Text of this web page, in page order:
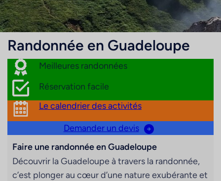
Randonnée en Guadeloupe
Meilleures randonnées
Réservation facile
Le calendrier des activités
Demander un devis
Faire une randonnée en Guadeloupe
Découvrir la Guadeloupe à travers la randonnée,
c’est plonger au cœur d’une nature exubérante et